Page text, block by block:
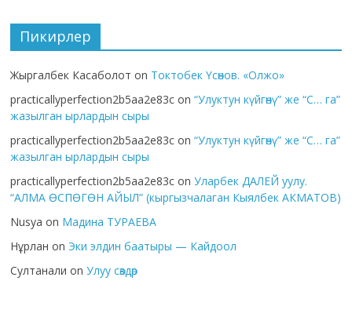
Пикирлер
Жыргалбек Касаболот on Токтобек Үсөнов. «Олжо»
practicallyperfection2b5aa2e83c on“Улуктун күйгөнү” же “С… га”
жазылган ырлардын сыры
practicallyperfection2b5aa2e83c on“Улуктун күйгөнү” же “С… га”
жазылган ырлардын сыры
practicallyperfection2b5aa2e83c onУларбек ДАЛЕЙ уулу.
“АЛМА ӨСПӨГӨН АЙЫЛ” (кыргызчалаган Кыялбек АКМАТОВ)
Nusya on Мадина ТУРАЕВА
Нұрлан on Эки элдин баатыры — Кайдоол
Султанали onУлуу сөздөр